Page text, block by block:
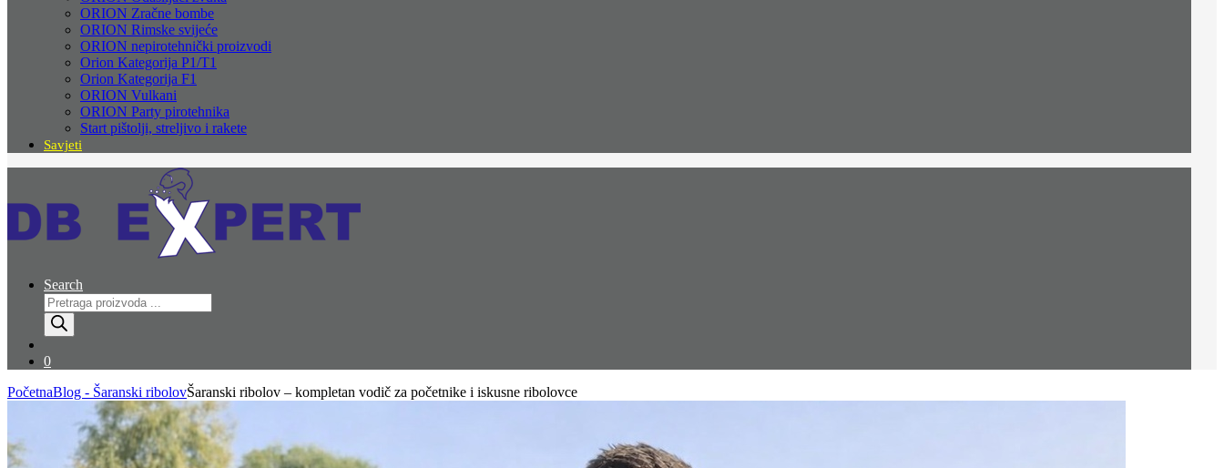
ORION Zračne bombe
ORION Rimske svijeće
ORION nepirotehnički proizvodi
Orion Kategorija P1/T1
Orion Kategorija F1
ORION Vulkani
ORION Party pirotehnika
Start pištolji, streljivo i rakete
Savjeti
Search
Products
search
0
PočetnaBlog - Šaranski ribolovŠaranski ribolov – kompletan vodič za početnike i iskusne ribolovce